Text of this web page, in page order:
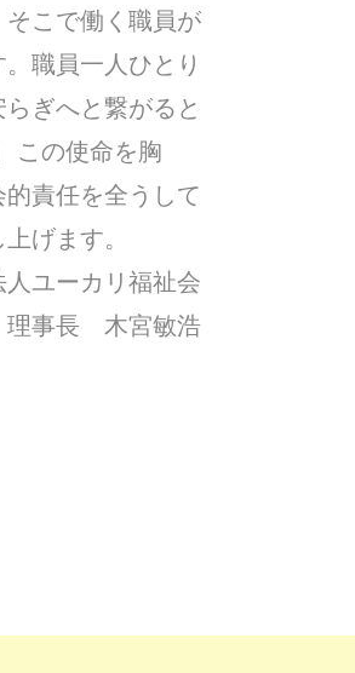
こで働く職員が
職員一人ひとり
ぎへと繋がると
この使命を胸
責任を全うして
げます。
ユーカリ福祉会
理事長 木宮敏浩